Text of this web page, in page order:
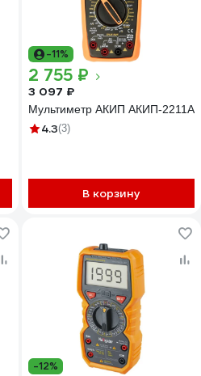
-11%
2 755 ₽
3 097 ₽
Мультиметр АКИП АКИП-2211А
4.3(3)
В корзину
-12%